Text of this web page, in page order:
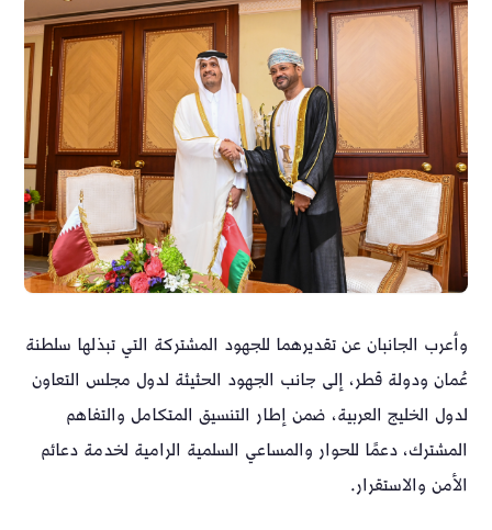
وأعرب الجانبان عن تقديرهما للجهود المشتركة التي تبذلها سلطنة
عُمان ودولة قطر، إلى جانب الجهود الحثيثة لدول مجلس التعاون
لدول الخليج العربية، ضمن إطار التنسيق المتكامل والتفاهم
المشترك، دعمًا للحوار والمساعي السلمية الرامية لخدمة دعائم
الأمن والاستقرار.